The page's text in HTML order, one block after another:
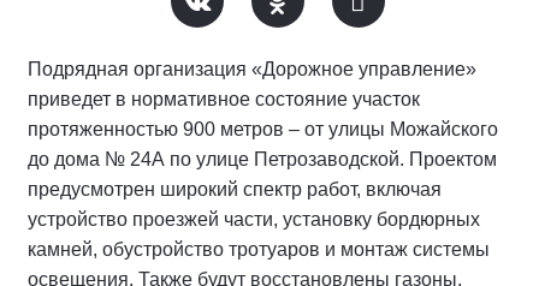
Подрядная организация «Дорожное управление»
приведет в нормативное состояние участок
протяженностью 900 метров – от улицы Можайского
до дома № 24А по улице Петрозаводской. Проектом
предусмотрен широкий спектр работ, включая
устройство проезжей части, установку бордюрных
камней, обустройство тротуаров и монтаж системы
освещения. Также будут восстановлены газоны,